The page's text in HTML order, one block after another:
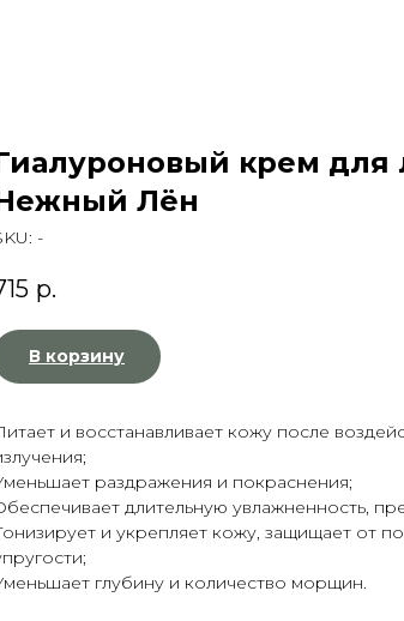
крем для
Лён
-
р.
В корзину
и восстанавливает кожу после
раздражения и покраснения;
длительную увлажненность,
и укрепляет кожу, защищает от
глубину и количество морщин.